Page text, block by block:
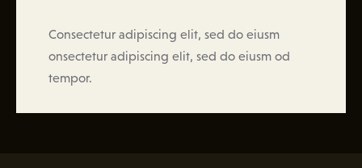
Consectetur adipiscing elit, sed do eiusm
onsectetur adipiscing elit, sed do eiusm od
tempor.